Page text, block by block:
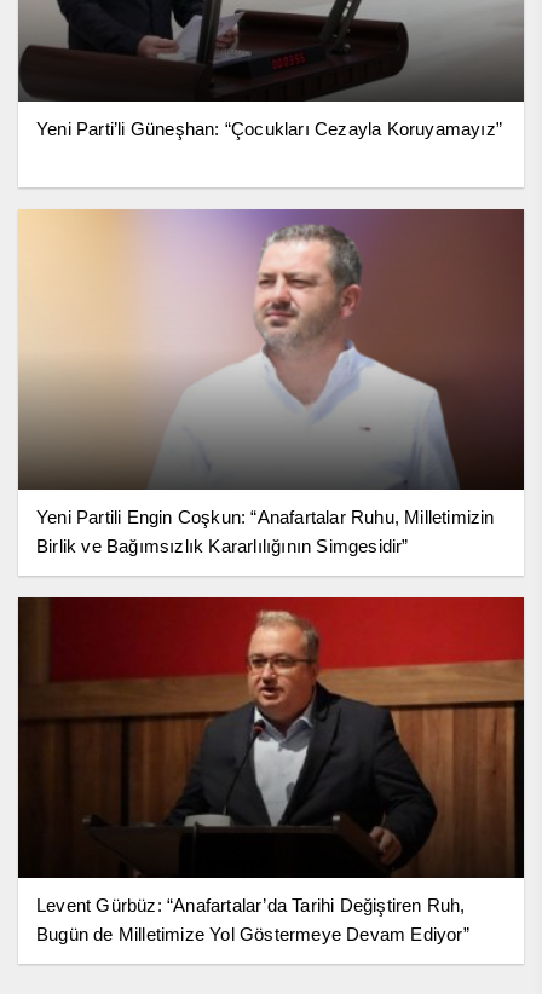
Yeni Parti’li Güneşhan: “Çocukları Cezayla Koruyamayız”
Yeni Partili Engin Coşkun: “Anafartalar Ruhu, Milletimizin
Birlik ve Bağımsızlık Kararlılığının Simgesidir”
Levent Gürbüz: “Anafartalar’da Tarihi Değiştiren Ruh,
Bugün de Milletimize Yol Göstermeye Devam Ediyor”